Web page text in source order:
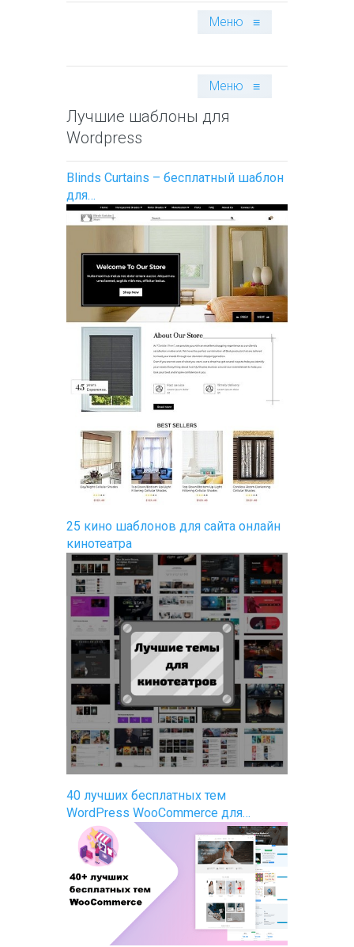
Меню ≡
Меню ≡
Лучшие шаблоны для
Wordpress
Blinds Curtains – бесплатный шаблон
для…
25 кино шаблонов для сайта онлайн
кинотеатра
40 лучших бесплатных тем
WordPress WooCommerce для…